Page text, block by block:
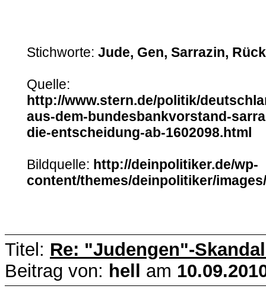
Stichworte:Jude, Gen, Sarrazin,
Quelle:
http://www.stern.de/politik/
aus-dem-bundesbankvorstand-
die-entscheidung-ab-1602098.html
Bildquelle: http://deinpolitiker.de/wp-
content/themes/deinpolitiker/
Titel: Re: "Judengen"-
Beitrag von: hell am